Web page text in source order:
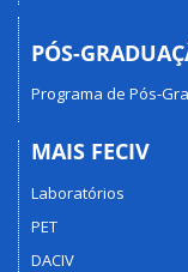
PÓS-
Programa de Pós-
MAIS FECIV
Laboratórios
PET
DACIV